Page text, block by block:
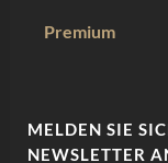
Premium
MELDEN SIE
NEWSLETTER